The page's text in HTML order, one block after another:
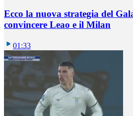
Ecco la nuova strategia del
convincere Leao e il Milan
01:33